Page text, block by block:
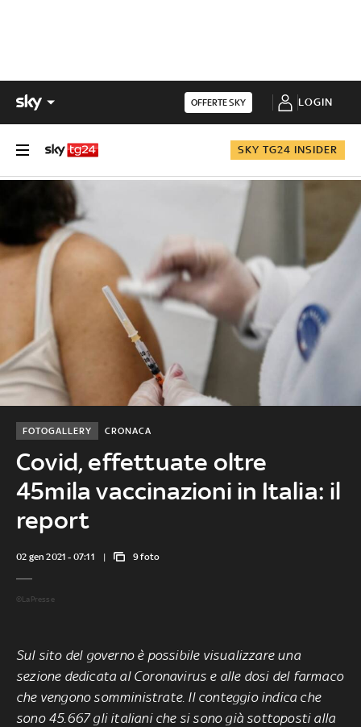
OFFERTE SKY LOGIN
SKY TG24 INSIDER
Covid, effettuate oltre
45mila vaccinazioni in Italia: il
report
CRONACA
FOTOGALLERY
02 gen 2021 - 07:11 9 foto
©LaPresse
Sul sito del governo è possibile visualizzare una
sezione dedicata al Coronavirus e alle dosi del farmaco
che vengono somministrate. Il conteggio indica che
sono 45.667 gli italiani che si sono già sottoposti alla